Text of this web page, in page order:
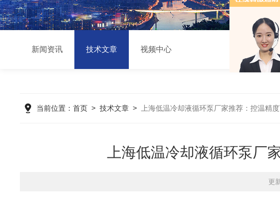
新闻资讯 技术文章 视频中心
当前位置： 首页> 技术文章> 上海低温冷却液循环泵厂家推荐：控温精
上海低温冷却液循环泵
更